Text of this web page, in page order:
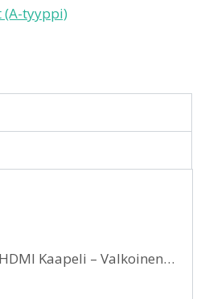
(A-tyyppi)
Kaapeli – Valkoinen…